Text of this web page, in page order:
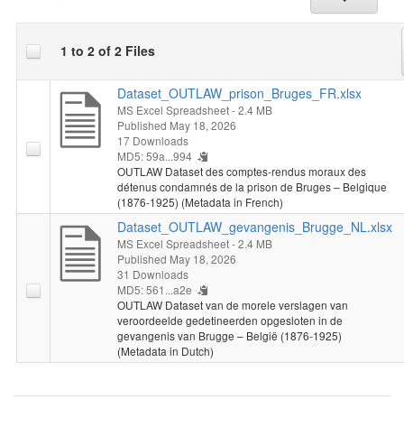
Merksplas. (2026-05-12)
1 to 2 of 2 Files
Dataset_OUTLAW_prison_Bruges_FR.xlsx
MS Excel Spreadsheet- 2.4 MB
Published May 18, 2026
17 Downloads
MD5: 59a...994
OUTLAW Dataset des comptes-rendus moraux des
détenus condamnés de la prison de Bruges – Belgique
(1876-1925) (Metadata in French)
Dataset_OUTLAW_gevangenis_Brugge_NL.xlsx
MS Excel Spreadsheet- 2.4 MB
Published May 18, 2026
31 Downloads
MD5: 561...a2e
OUTLAW Dataset van de morele verslagen van
veroordeelde gedetineerden opgesloten in de
gevangenis van Brugge – België (1876-1925)
(Metadata in Dutch)